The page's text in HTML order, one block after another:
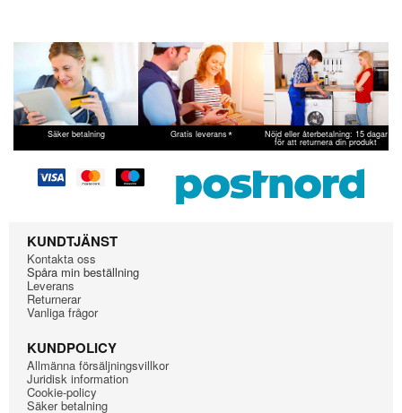
Säker betalning Gratis leverans* Nöjd eller återbetalning: 15 dagar
för att returnera din produkt
KUNDTJÄNST
Kontakta oss
Spåra min beställning
Leverans
Returnerar
Vanliga frågor
KUNDPOLICY
Allmänna försäljningsvillkor
Juridisk information
Cookie-policy
Säker betalning